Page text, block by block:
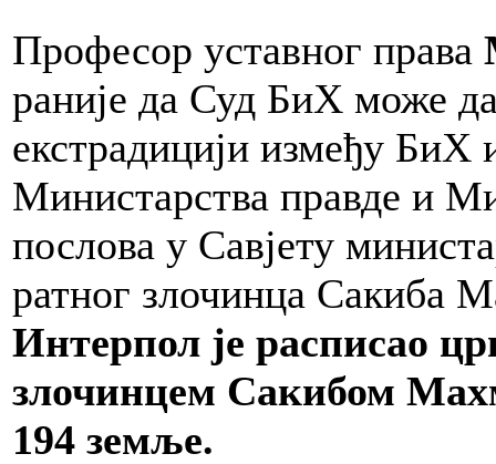
Професор уставног права
раније да Суд БиХ може
екстрадицији између БиХ
Министарства правде и
послова у Савјету
ратног злочинца Сакиба
Интерпол је расписао
злочинцем Сакибом
194 земље.